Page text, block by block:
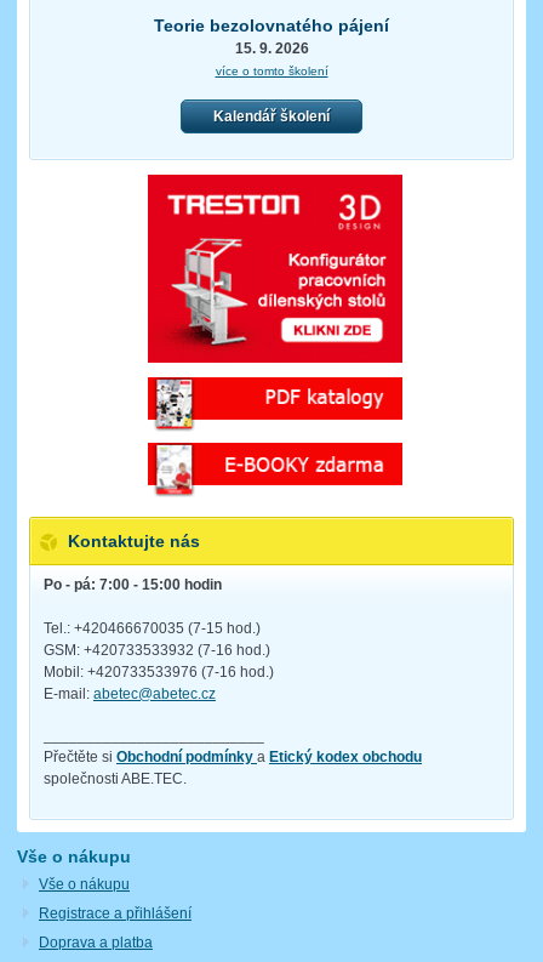
Teorie bezolovnatého pájení
15. 9. 2026
více o tomto školení
Kalendář školení
Kontaktujte nás
Po - pá: 7:00 - 15:00 hodin
Tel.: +420466670035 (7-15 hod.)
GSM: +420733533932 (7-16 hod.)
Mobil: +420733533976 (7-16 hod.)
E-mail: abetec@abetec.cz
Přečtěte si Obchodní podmínky a Etický kodex obchodu
společnosti ABE.TEC.
Vše o nákupu
Vše o nákupu
Registrace a přihlášení
Doprava a platba